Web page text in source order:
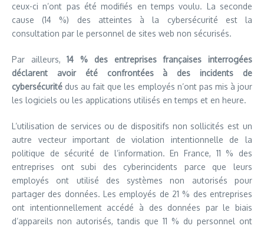
ceux-ci n’ont pas été modifiés en temps voulu. La seconde
cause (14 %) des atteintes à la cybersécurité est la
consultation par le personnel de sites web non sécurisés.
Par ailleurs,14 % des entreprises françaises interrogées
déclarent avoir été confrontées à des incidents de
cybersécurité dus au fait que les employés n’ont pas mis à jour
les logiciels ou les applications utilisés en temps et en heure.
L’utilisation de services ou de dispositifs non sollicités est un
autre vecteur important de violation intentionnelle de la
politique de sécurité de l’information. En France, 11 % des
entreprises ont subi des cyberincidents parce que leurs
employés ont utilisé des systèmes non autorisés pour
partager des données. Les employés de 21 % des entreprises
ont intentionnellement accédé à des données par le biais
d’appareils non autorisés, tandis que 11 % du personnel ont